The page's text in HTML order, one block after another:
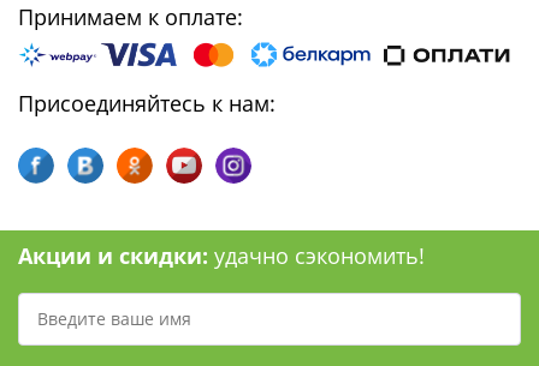
Принимаем к оплате:
Присоединяйтесь к нам:
Акции и скидки: удачно сэкономить!